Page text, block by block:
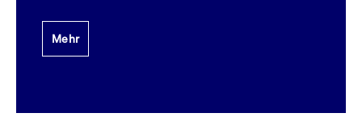
Mehr
Domain
bis